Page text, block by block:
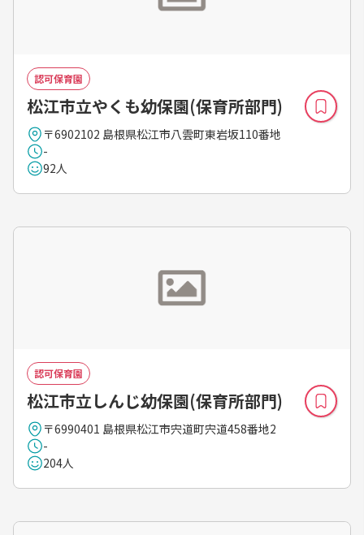
認可保育園
松江市立やくも幼保園(保育所部門)
〒6902102 島根県松江市八雲町東岩坂110番地
-
92人
認可保育園
松江市立しんじ幼保園(保育所部門)
〒6990401 島根県松江市宍道町宍道458番地2
-
204人